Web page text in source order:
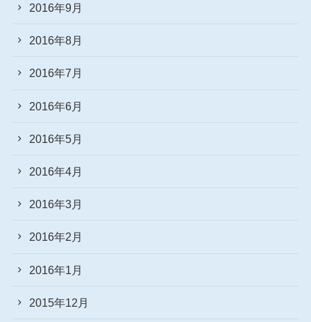
2016年9月
2016年8月
2016年7月
2016年6月
2016年5月
2016年4月
2016年3月
2016年2月
2016年1月
2015年12月